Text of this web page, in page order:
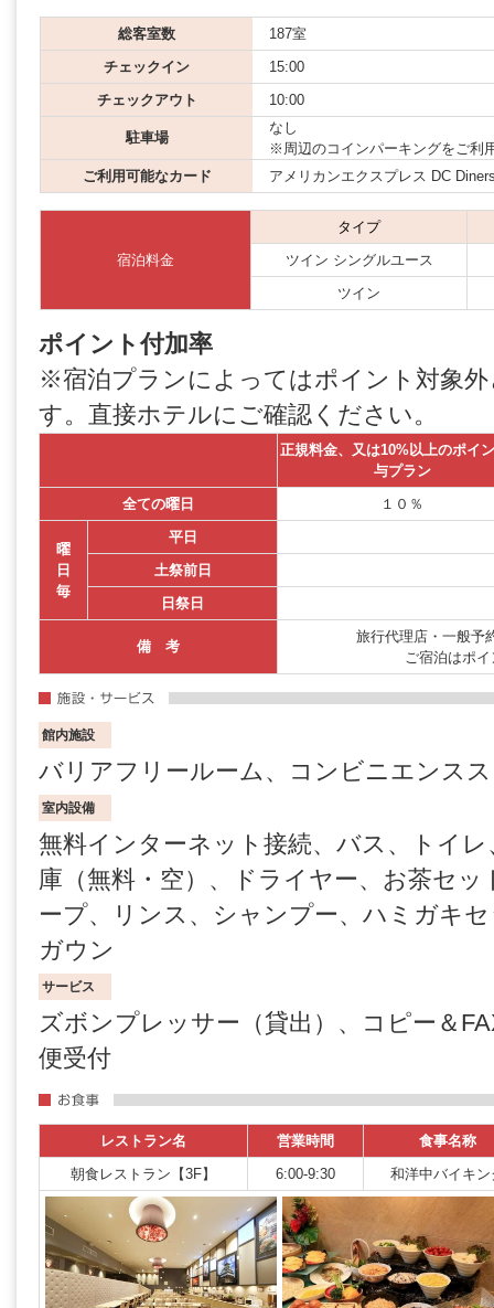
総客室数
187室
チェックイン
15:00
チェックアウト
10:00
駐車場
なし
※周辺のコインパーキングをご利
ご利用可能なカード
アメリカンエクスプレス DC
宿泊料金
タイプ
ツイン シングルユース
ツイン
ポイント付加率
※宿泊プランによってはポイント対象
す。直接ホテルにご確認ください。
正規料金、又は10%以上のポイ
与プラン
全ての曜日
１０％
曜
日
毎
平日
土祭前日
日祭日
備 考
旅行代理店・一般予
ご宿泊はポ
館内施設
バリアフリールーム、コンビニエンス
室内設備
無料インターネット接続、バス、トイ
庫（無料・空）、ドライヤー、お茶セ
ープ、リンス、シャンプー、ハミガキ
ガウン
サービス
ズボンプレッサー（貸出）、コピー＆
便受付
レストラン名 営業時間
食事名称
朝食レストラン【3F】
6:00-9:30 和洋中バイキン